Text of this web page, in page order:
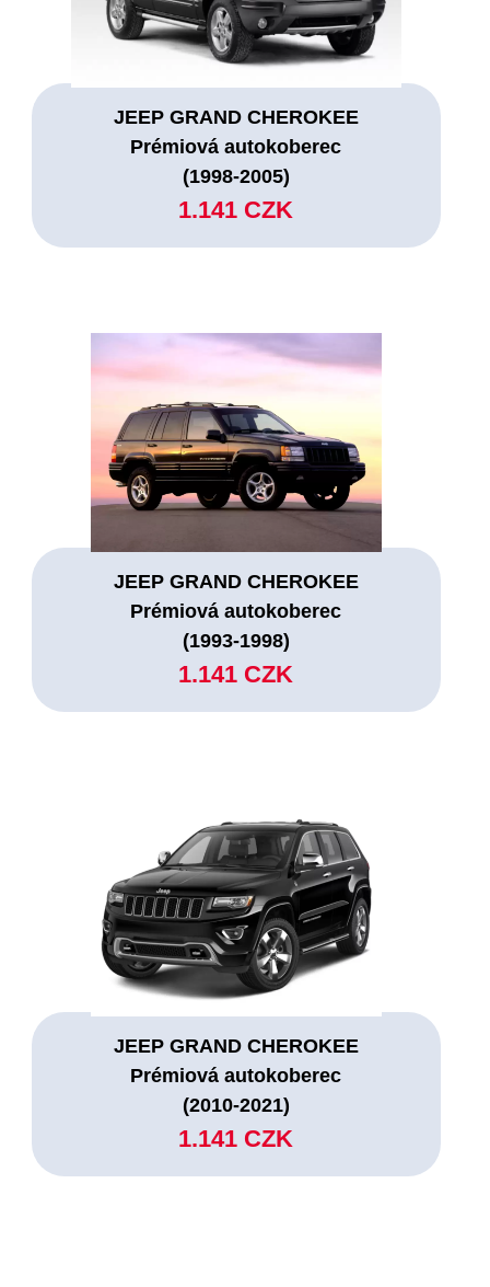
JEEP GRAND CHEROKEE
Prémiová autokoberec
(1998-2005)
1.141 CZK
JEEP GRAND CHEROKEE
Prémiová autokoberec
(1993-1998)
1.141 CZK
JEEP GRAND CHEROKEE
Prémiová autokoberec
(2010-2021)
1.141 CZK